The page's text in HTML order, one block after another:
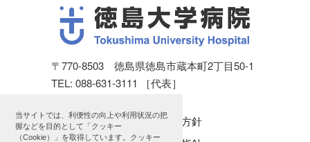
当サイトでは、利便性の向上や利用状況の把
握などを目的として「クッキー
（Cookie）」を取得しています。クッキー
〒770-8503 徳島県徳島市蔵本町2丁目50-1
TEL: 088-631-3111 ［代表］
個人情報保護方針